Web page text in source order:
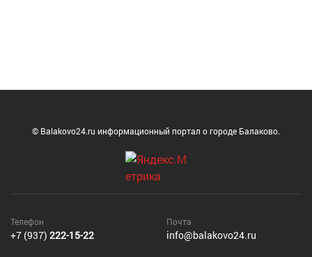
© Balakovo24.ru информационный портал о городе Балаково.
Телефон
+7 (937) 222-15-22
Почта
info@balakovo24.ru